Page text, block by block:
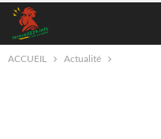
ACCUEIL Actualité